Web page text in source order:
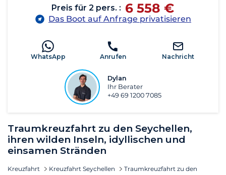
Traumkreuzfahrt zu den Seychellen,
ihren wilden Inseln, idyllischen und
einsamen Stränden
Kreuzfahrt Kreuzfahrt Seychellen
Traumkreuzfahrt zu den
Preis für 2 pers. : 6 558 €
Das Boot auf Anfrage privatisieren
WhatsApp Anrufen Nachricht
Dylan
Ihr Berater
+49 69 1200 7085